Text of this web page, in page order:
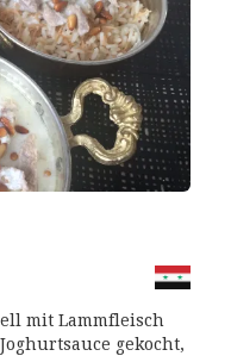
mit Lammfleisch
gekocht,